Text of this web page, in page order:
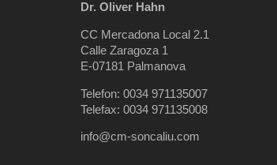
Dr. Oliver Hahn
CC Mercadona Local 2.1
Calle Zaragoza 1
E-07181 Palmanova
Telefon: 0034 971135007
Telefax: 0034 971135008
info@cm-soncaliu.com